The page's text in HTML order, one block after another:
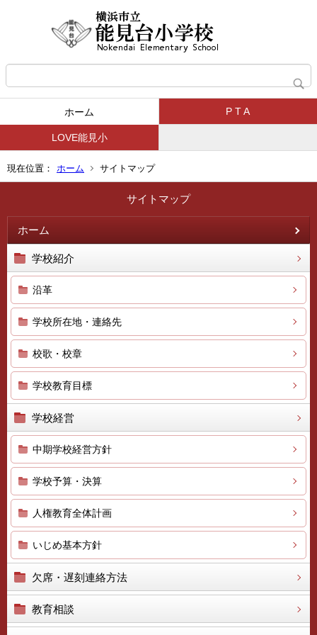
ホーム P T A
LOVE能見小
現在位置： ホーム サイトマップ
サイトマップ
ホーム
学校紹介
沿革
学校所在地・連絡先
校歌・校章
学校教育目標
学校経営
中期学校経営方針
学校予算・決算
人権教育全体計画
いじめ基本方針
欠席・遅刻連絡方法
教育相談